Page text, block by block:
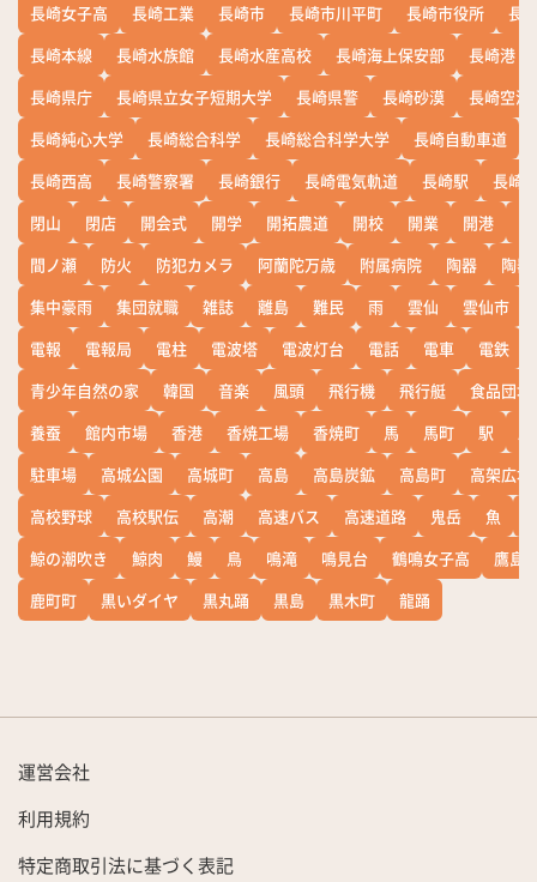
長崎女子高
長崎工業 長崎市 長崎市川平町 長崎市役所
長
長崎本線
長崎水族館 長崎水産高校 長崎海上保安部
長崎港
長崎県庁
長崎県立女子短期大学 長崎県警 長崎砂漠
長崎空港
長崎純心大学
長崎総合科学 長崎総合科学大学 長崎自動車道
長崎西高
長崎警察署 長崎銀行 長崎電気軌道 長崎駅
長崎
閉山
閉店 開会式 開学 開拓農道 開校 開業 開港
間ノ瀬
防火 防犯カメラ 阿蘭陀万歳 附属病院 陶器
陶器
集中豪雨
集団就職 雑誌 離島 難民 雨 雲仙 雲仙市
電報
電報局 電柱 電波塔 電波灯台 電話 電車 電鉄
青少年自然の家
韓国 音楽 風頭 飛行機 飛行艇
食品団地
養蚕
館内市場 香港 香焼工場 香焼町 馬 馬町 駅
駐車場
高城公園 高城町 高島 高島炭鉱 高島町
高架広場
高校野球
高校駅伝 高潮 高速バス 高速道路 鬼岳 魚
鯨の潮吹き
鯨肉 鰻 鳥 鳴滝 鳴見台 鶴鳴女子高
鷹島
鹿町町
黒いダイヤ 黒丸踊 黒島 黒木町 龍踊
運営会社
利用規約
特定商取引法に基づく表記